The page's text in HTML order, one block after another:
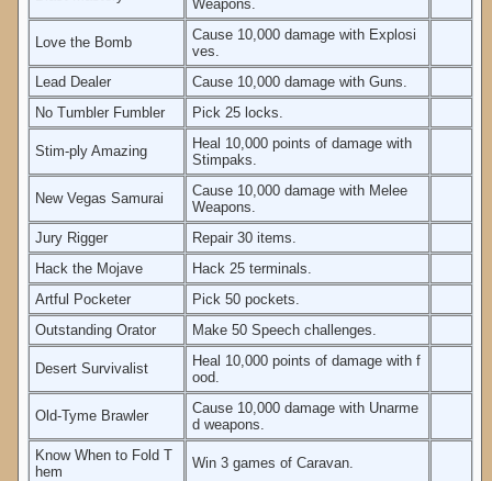
Weapons.
Love the Bomb
Cause 10,000 damage with Explosi
ves.
Lead Dealer
Cause 10,000 damage with Guns.
No Tumbler Fumbler
Pick 25 locks.
Stim-ply Amazing
Heal 10,000 points of damage with
Stimpaks.
New Vegas Samurai
Cause 10,000 damage with Melee
Weapons.
Jury Rigger
Repair 30 items.
Hack the Mojave
Hack 25 terminals.
Artful Pocketer
Pick 50 pockets.
Outstanding Orator
Make 50 Speech challenges.
Desert Survivalist
Heal 10,000 points of damage with f
ood.
Old-Tyme Brawler
Cause 10,000 damage with Unarme
d weapons.
Know When to Fold T
hem
Win 3 games of Caravan.